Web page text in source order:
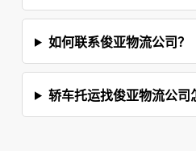
如何联系俊亚物流公司？
轿车托运找俊亚物流公司